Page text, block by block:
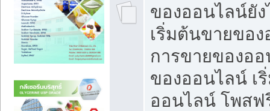
ของออนไลน์ยั
เริ่มต้นขายของ
การขายของอ
ของออนไลน์ เ
ออนไลน์ โพส